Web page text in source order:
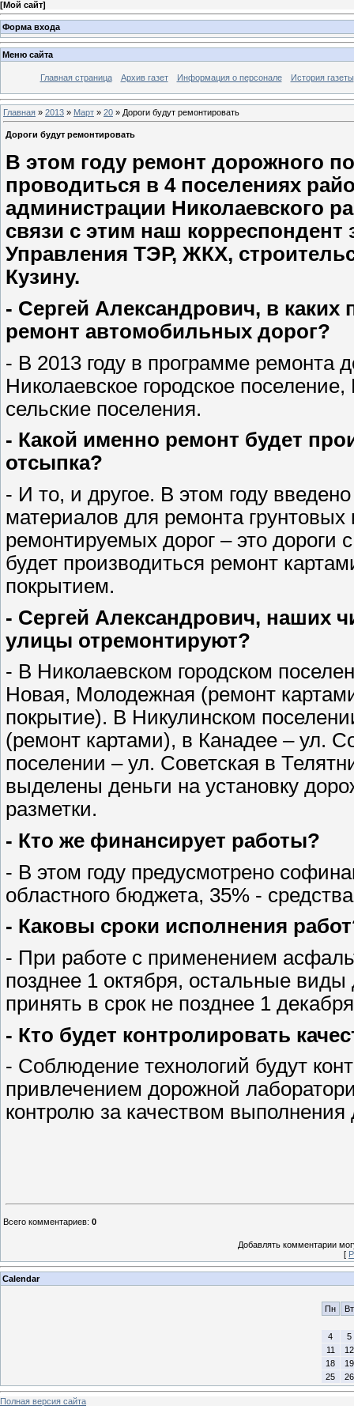
[Мой сайт]
Форма входа
Меню сайта
Главная страница Архив газет Информация о персонале История газеты
Главная » 2013 » Март » 20 » Дороги будут ремонтировать
Дороги будут ремонтировать
В этом году ремонт дорожного
проводиться в 4 поселениях
администрации Николаевского
связи с этим наш корреспондент
Управления ТЭР, ЖКХ,
Кузину.
- Сергей Александрович, в каких
ремонт автомобильных дорог?
- В 2013 году в программе ремонта
Николаевское городское
сельские поселения.
- Какой именно ремонт будет
отсыпка?
- И то, и другое. В этом году
материалов для ремонта
ремонтируемых дорог – это
будет производиться ремонт
покрытием.
- Сергей Александрович, наших
улицы отремонтируют?
- В Николаевском городском
Новая, Молодежная (ремонт
покрытие). В Никулинском
(ремонт картами), в Канадее – ул.
поселении – ул. Советская в
выделены деньги на установку
разметки.
- Кто же финансирует работы?
- В этом году предусмотрено
областного бюджета, 35% -
- Каковы сроки исполнения
- При работе с применением
позднее 1 октября, остальные
принять в срок не позднее 1
- Кто будет контролировать
- Соблюдение технологий будут
привлечением дорожной
контролю за качеством
Всего комментариев: 0
Добавлять комментарии
[
Calendar
Пн Вт
4
5
11
12
18
19
25
26
Полная версия сайта